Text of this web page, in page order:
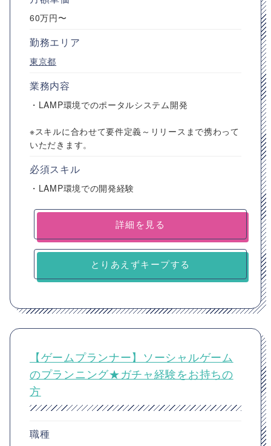
60万円〜
勤務エリア
東京都
業務内容
・LAMP環境でのポータルシステム開発
※スキルに合わせて要件定義～リリースまで携わって
いただきます。
必須スキル
・LAMP環境での開発経験
詳細を見る
とりあえずキープする
【ゲームプランナー】ソーシャルゲーム
のプランニング★ガチャ経験をお持ちの
方
職種